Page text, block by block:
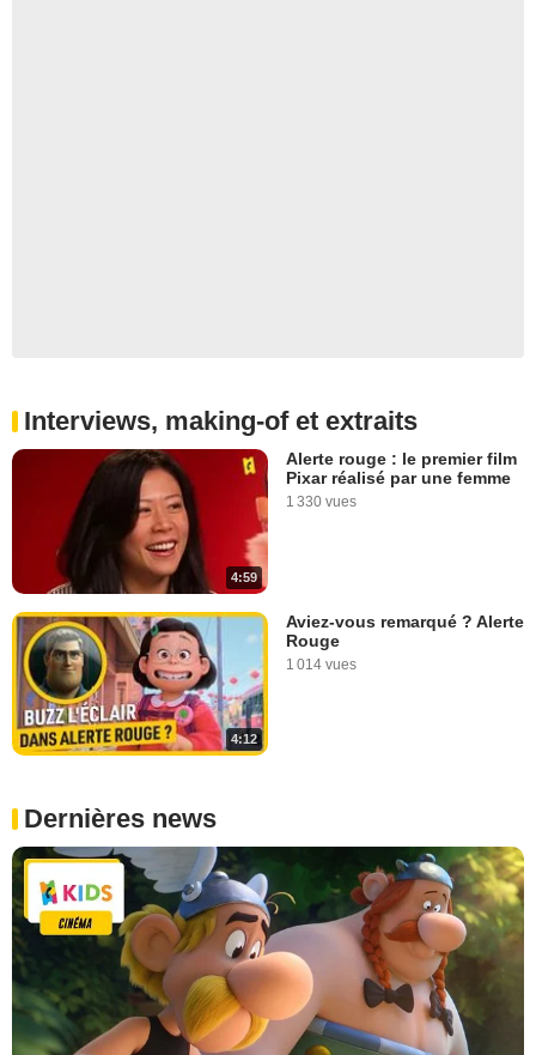
Interviews, making-of et extraits
4:59
Alerte rouge : le premier film
Pixar réalisé par une femme
1 330 vues
4:12
Aviez-vous remarqué ? Alerte
Rouge
1 014 vues
Dernières news